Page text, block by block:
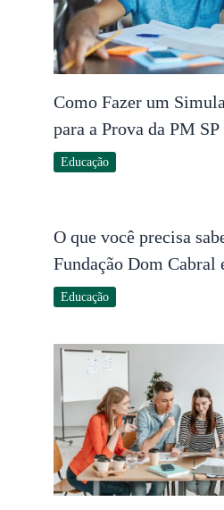
Como Fazer um
para a Prova da PM SP
Educação
O que você precisa
Fundação Dom Cabral
Educação